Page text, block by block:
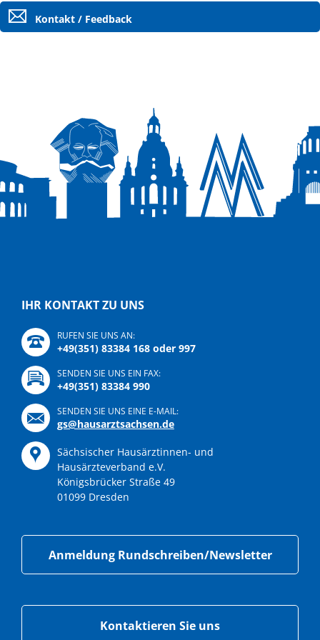
Kontakt / Feedback
IHR KONTAKT ZU UNS
RUFEN SIE UNS AN:
+49(351) 83384 168 oder 997
SENDEN SIE UNS EIN FAX:
+49(351) 83384 990
SENDEN SIE UNS EINE E-MAIL:
gs@hausarztsachsen.de
Sächsischer Hausärztinnen- und
Hausärzteverband e.V.
Königsbrücker Straße 49
01099 Dresden
Anmeldung Rundschreiben/Newsletter
Kontaktieren Sie uns